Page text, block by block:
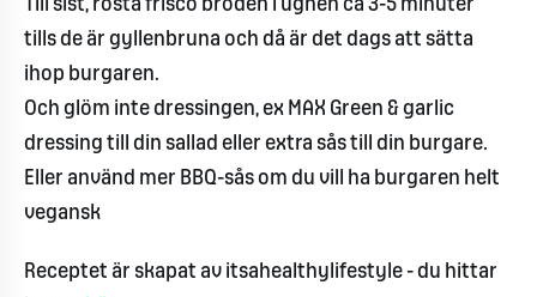
Till sist, rosta frisco bröden i ugnen ca 3-5 minuter
tills de är gyllenbruna och då är det dags att sätta
ihop burgaren.
Och glöm inte dressingen, ex MAX Green & garlic
dressing till din sallad eller extra sås till din burgare.
Eller använd mer BBQ-sås om du vill ha burgaren helt
vegansk
Receptet är skapat av itsahealthylifestyle - du hittar